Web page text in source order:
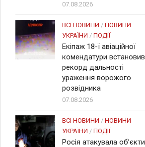
07.08.2026
ВСІ НОВИНИ / НОВИНИ
УКРАЇНИ / ПОДІЇ
Екіпаж 18-ї авіаційної
комендатури встановив
рекорд дальності
ураження ворожого
розвідника
07.08.2026
ВСІ НОВИНИ / НОВИНИ
УКРАЇНИ / ПОДІЇ
Росія атакувала об’єкти